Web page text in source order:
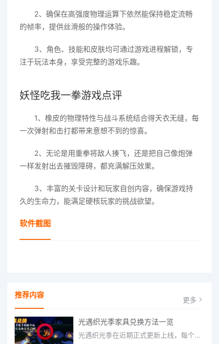
2、确保在高强度物理运算下依然能保持稳定流畅
的帧率，提供丝滑般的操作体验。
3、角色、技能和皮肤均可通过游戏进程解锁，专
注于玩法本身，享受完整的游戏乐趣。
妖怪吃我一拳游戏点评
1、橡皮的物理特性与战斗系统结合得天衣无缝，每
一次弹射和击打都带来意想不到的惊喜。
2、无论是用重拳将敌人揍飞，还是把自己像炮弹
一样发射出去摧毁障碍，都充满解压效果。
3、丰富的关卡设计和玩家自创内容，确保游戏持
久的生命力，能满足硬核玩家的挑战欲望。
软件截图
推荐内容 更多
光遇织光季家具兑换方法一览
光遇织光季在近期正式更新上线，每个季节都有着许多全新内容和资讯可以让你来体验，不少刚体验的小伙伴想要知道